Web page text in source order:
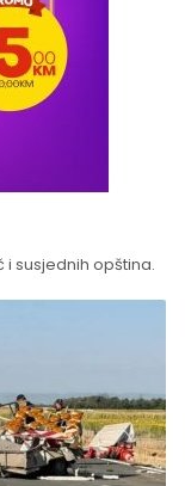
i susjednih opština.